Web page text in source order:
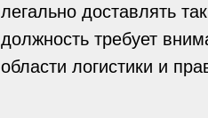
легально доставлять
должность требует
области логистики и